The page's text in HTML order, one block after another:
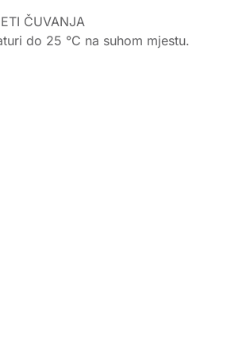
ČUVANJA
do 25 °C na suhom mjestu.